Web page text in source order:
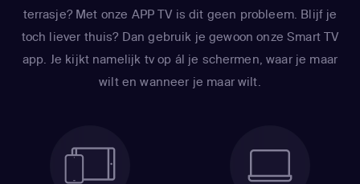
terrasje? Met onze APP TV is dit geen probleem. Blijf je
toch liever thuis? Dan gebruik je gewoon onze Smart TV
app. Je kijkt namelijk tv op ál je schermen, waar je maar
wilt en wanneer je maar wilt.